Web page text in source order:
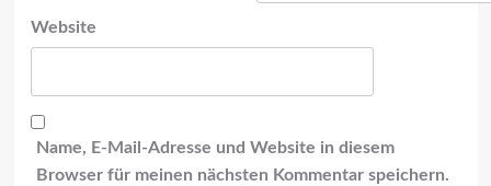
Website
Name, E-Mail-Adresse und Website in diesem
Browser für meinen nächsten Kommentar speichern.